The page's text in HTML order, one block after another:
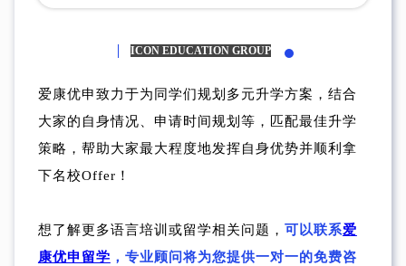
ICON EDUCATION GROUP
爱康优申致力于为同学们规划多元升学方案，结合
大家的自身情况、申请时间规划等，匹配最佳升学
策略，帮助大家最大程度地发挥自身优势并顺利拿
下名校Offer！
想了解更多语言培训或留学相关问题， 可以联系爱
康优申留学 ，专业顾问将为您提供一对一的免费咨